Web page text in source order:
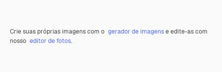
Crie suas próprias imagens com o gerador de imagense edite-as com
nosso editor de fotos.